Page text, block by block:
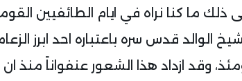
ذلك ما كنا نراه في ايام الطائفيين
الوالد قدس سره باعتباره احد ابرز
وقد ازداد هذا الشعور عنفواناً منذ